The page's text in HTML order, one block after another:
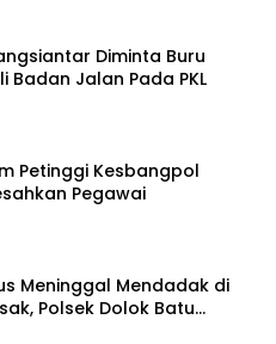
Diminta Buru
Badan Jalan Pada PKL
Petinggi Kesbangpol
Pegawai
Meninggal Mendadak di
Polsek Dolok Batu
Olah TKP